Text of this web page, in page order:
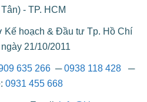
- TP. HCM
Kế hoạch & Đầu tư Tp. Hồ Chí
21/10/2011
635 266─0938 118 428─
0931 455 668